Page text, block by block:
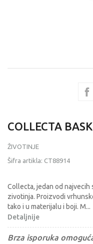
COLLECTA
ŽIVOTINJE
Šifra artikla: CT88914
Collecta, jedan od
zivotinja. Proizvodi
tako i u materijalu i boji. M...
Detaljnije
Brza isporuka